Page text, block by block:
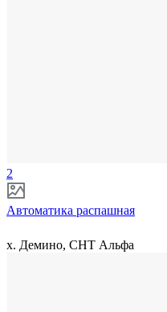
2
Автоматика распашная
х. Демино, СНТ Альфа